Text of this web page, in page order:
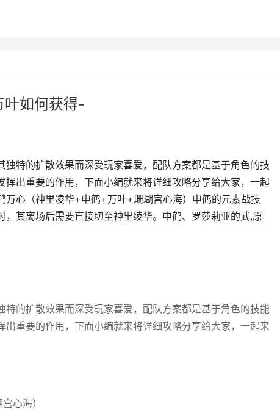
叶如何获得-
特的扩散效果而深受玩家喜爱，配队方案都是基于角色的技
出重要的作用，下面小编就来将详细攻略分享给大家，一起
万心（神里凌华+申鹤+万叶+珊瑚宫心海）申鹤的元素战技
其离场后需要直接切至神里绫华。申鹤、罗莎莉亚的武,原
特的扩散效果而深受玩家喜爱，配队方案都是基于角色的技能
重要的作用，下面小编就来将详细攻略分享给大家，一起来
心海）